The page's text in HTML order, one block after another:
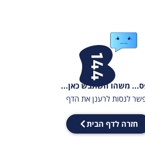
משהו השתבש כאן...
לנסות לרענן את הדף
חזרה לדף הבית